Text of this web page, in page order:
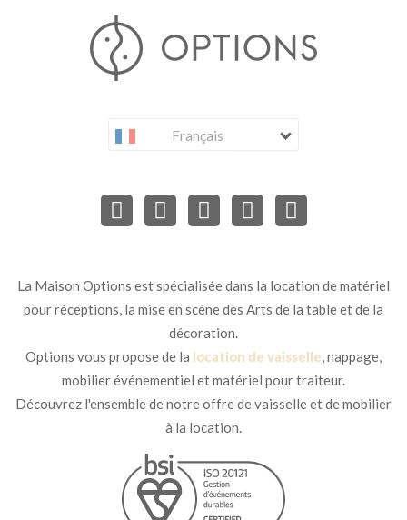
Français
La Maison Options est spécialisée dans la location de matériel
pour réceptions, la mise en scène des Arts de la table et de la
décoration.
Options vous propose de la location de vaisselle, nappage,
mobilier événementiel et matériel pour traiteur.
Découvrez l'ensemble de notre offre de vaisselle et de mobilier
à la location.